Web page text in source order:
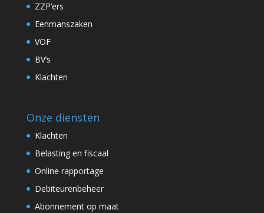
ZZP’ers
Eenmanszaken
VOF
BV’s
Klachten
Onze diensten
Klachten
Belasting en fiscaal
Online rapportage
Debiteurenbeheer
Abonnement op maat